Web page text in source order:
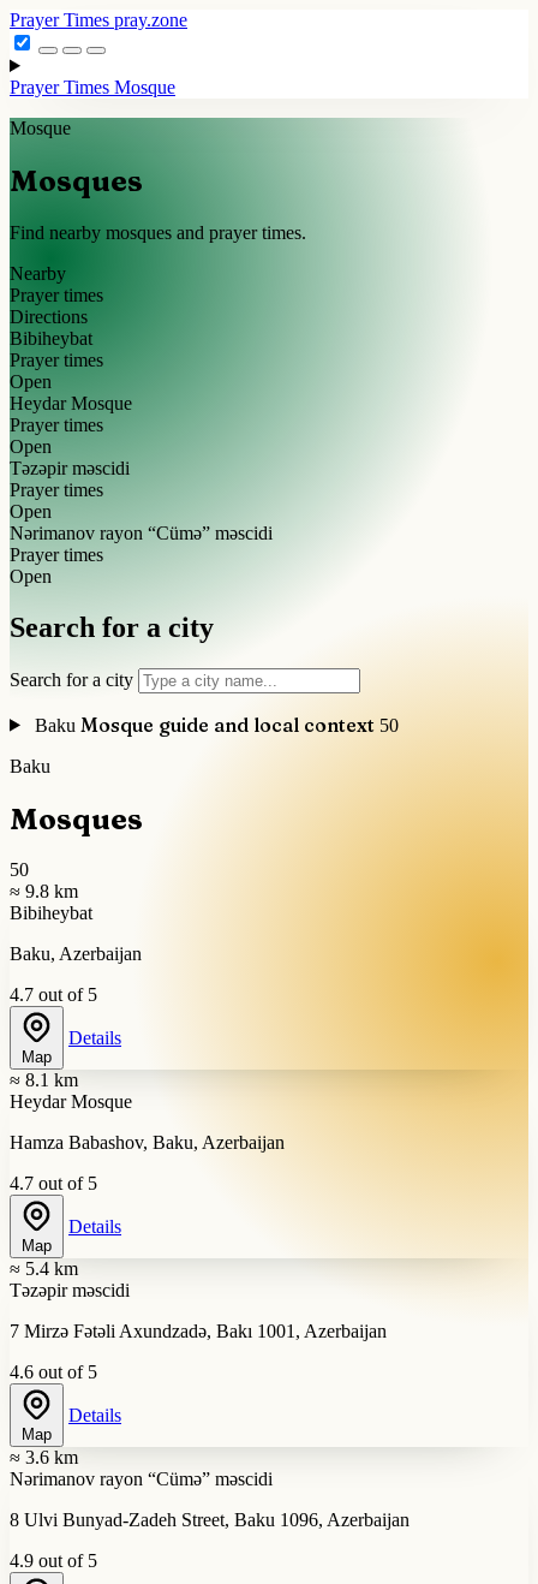
Prayer Times pray.zone
Prayer Times Mosque
Mosque
Mosques
Find nearby mosques and prayer times.
Nearby
Prayer times
Directions
Bibiheybat
Prayer times
Open
Heydar Mosque
Prayer times
Open
Təzəpir məscidi
Prayer times
Open
Nərimanov rayon “Cümə” məscidi
Prayer times
Open
Search for a city
Search for a city
Baku Mosque guide and local context 50
Baku
Mosques
50
≈ 9.8 km
Bibiheybat
Baku, Azerbaijan
4.7 out of 5
Map
Details
≈ 8.1 km
Heydar Mosque
Hamza Babashov, Baku, Azerbaijan
4.7 out of 5
Map
Details
≈ 5.4 km
Təzəpir məscidi
7 Mirzə Fətəli Axundzadə, Bakı 1001, Azerbaijan
4.6 out of 5
Map
Details
≈ 3.6 km
Nərimanov rayon “Cümə” məscidi
8 Ulvi Bunyad-Zadeh Street, Baku 1096, Azerbaijan
4.9 out of 5